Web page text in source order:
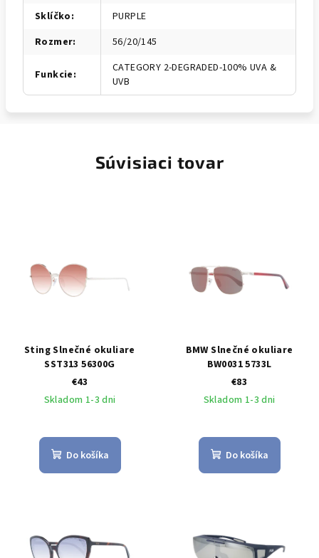
Sklíčko:
PURPLE
Rozmer: 56/20/145
Funkcie:
CATEGORY 2-DEGRADED-100% UVA &
UVB
Súvisiaci tovar
Sting Slnečné okuliare
SST313 56300G
€43
Skladom 1-3 dni
Do košíka
BMW Slnečné okuliare
BW0031 5733L
€83
Skladom 1-3 dni
Do košíka